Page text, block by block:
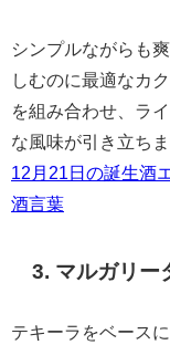
シンプルながらも
しむのに最適なカ
を組み合わせ、ラ
な風味が引き立ちま
12月21日の誕生酒
酒言葉
3. マルガリー
テキーラをベース